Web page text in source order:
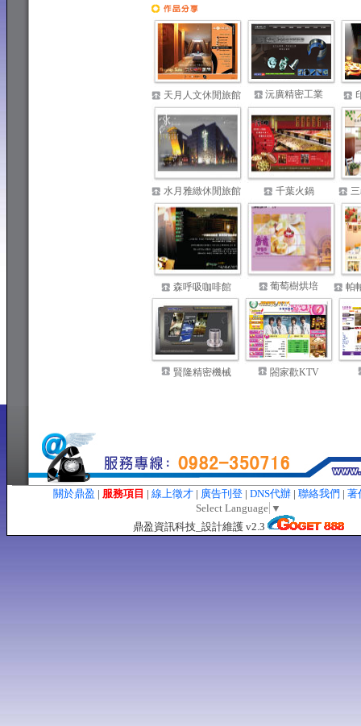
天月人文休閒旅館 沅廣精密工業
水月雅緻休閒旅館 千葉火鍋
森呼吸咖啡館 葡萄樹烘培 帕
賢隆精密機械
閤家歡KTV
關於鼎盈 | 服務項目 | 線上徵才| 廣告刊登| DNS代辦| 聯絡我們 |
Select Language ▼
鼎盈資訊科技_設計維護 v2.3